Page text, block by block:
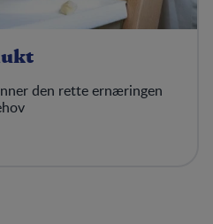
den rette ernæringen